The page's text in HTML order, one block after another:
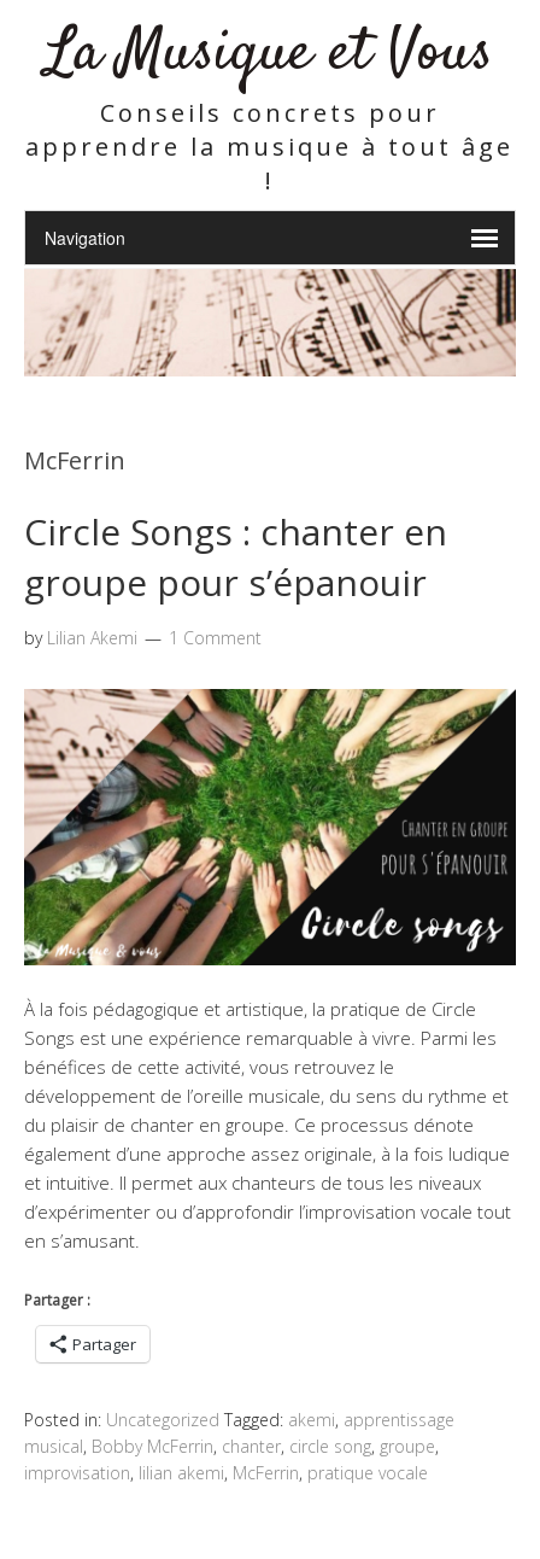
La Musique et Vous
Conseils concrets pour
apprendre la musique à tout âge
!
McFerrin
Circle Songs : chanter en
groupe pour s’épanouir
by Lilian Akemi 1 Comment
À la fois pédagogique et artistique, la pratique de Circle
Songs est une expérience remarquable à vivre. Parmi les
bénéfices de cette activité, vous retrouvez le
développement de l’oreille musicale, du sens du rythme et
du plaisir de chanter en groupe. Ce processus dénote
également d’une approche assez originale, à la fois ludique
et intuitive. Il permet aux chanteurs de tous les niveaux
d’expérimenter ou d’approfondir l’improvisation vocale tout
en s’amusant.
Partager :
Partager
Posted in: Uncategorized Tagged: akemi, apprentissage
musical, Bobby McFerrin, chanter, circle song, groupe,
improvisation, lilian akemi, McFerrin, pratique vocale